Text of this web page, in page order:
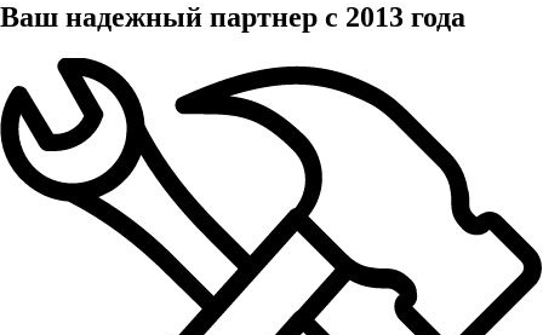
Ваш надежный партнер с 2013 года